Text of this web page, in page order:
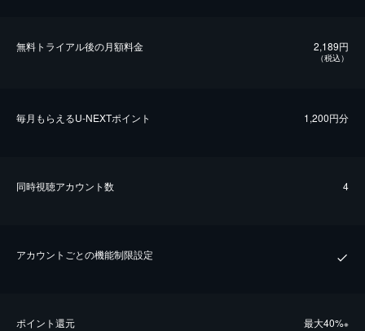
無料トライアル後の⽉額料金 2,189円
（税込）
毎⽉もらえるU-NEXTポイント 1,200円分
同時視聴アカウント数 4
アカウントごとの機能制限設定
ポイント還元 最⼤40%※